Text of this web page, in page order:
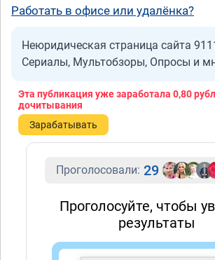
Работать в офисе или удалёнка?
Неюридическая страница сайта
Сериалы, Мультобзоры, Опросы и
Эта публикация уже заработала 0,80
дочитывания
Зарабатывать
Проголосовали: 29
Проголосуйте, чтобы
результаты